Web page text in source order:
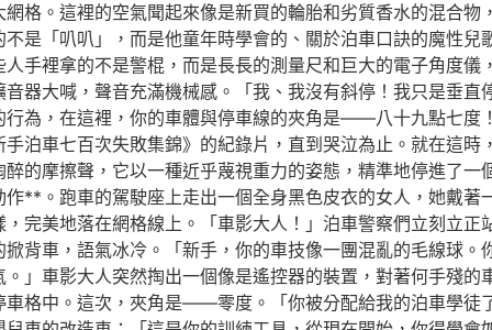
格。這裡的空氣聞起來像是新買的輪胎和劣質香水的混合
是「叭叭」，而是他童年時學會的、關於泊車口訣的魔性
手裡拿的不是警棍，而是長長的測量尺和巨大的電子角度
器大喊，聲音充滿機械感。「我、我沒有斜停！我只是垂
為，在這裡，你的車體與停車線的夾角是——八十九點七度
泊車七百次失敗集錦》的紀錄片，直到哭泣為止。就在這
的摩擦聲，它以一種近乎蔑視重力的姿態，精準地停進了
**。跑車的駕駛座上走出一個全身黑色皮衣的女人，她戴
完美地落在網格線上。「車影大人！」泊車警察們立刻立
背車，語氣冰冷。「新手，你的車技像一團混亂的毛線球
」車影大人突然掏出一個像是遙控器的裝置，對著何手殘的
格中。這次，夾角是——零度。「你被分配給我的泊車學徒